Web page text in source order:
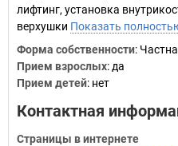
лифтинг, установка
верхушки Показать
Форма собственности:
Прием взрослых: да
Прием детей: нет
Контактная
Страницы в интернете